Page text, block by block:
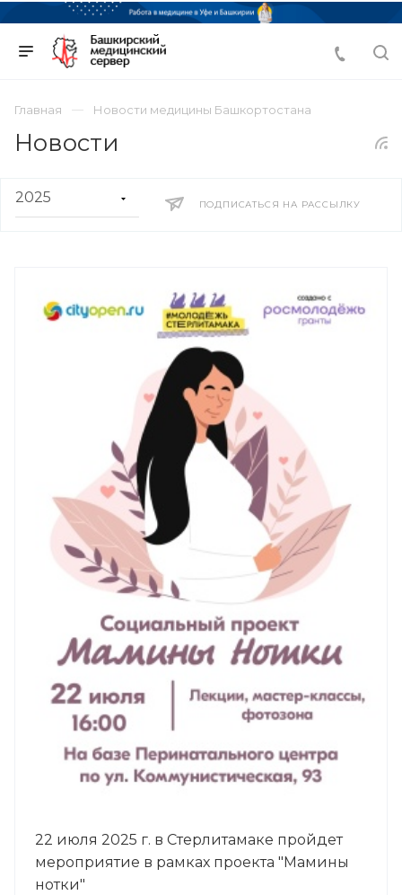
Главная Новости медицины Башкортостана
Новости
ПОДПИСАТЬСЯ НА РАССЫЛКУ
22 июля 2025 г. в Стерлитамаке пройдет
мероприятие в рамках проекта "Мамины
нотки"